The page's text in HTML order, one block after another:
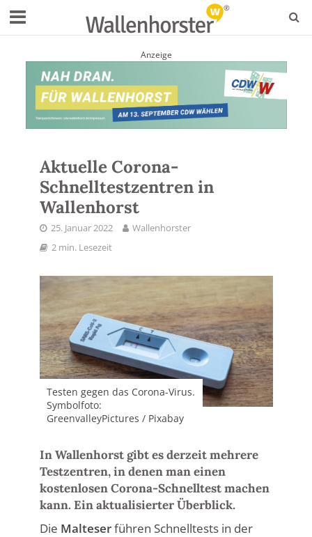
Anzeige
Aktuelle Corona-
Schnelltestzentren in
Wallenhorst
25. Januar 2022
Wallenhorster
2 min. Lesezeit
Testen gegen das Corona-Virus.
Symbolfoto:
GreenvalleyPictures / Pixabay
In Wallenhorst gibt es derzeit mehrere
Testzentren, in denen man einen
kostenlosen Corona-Schnelltest machen
kann. Ein aktualisierter Überblick.
Die Malteserführen Schnelltests in der